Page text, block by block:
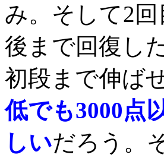
み。そして2
後まで回復し
初段まで伸ば
低でも3000点
しいだろう。